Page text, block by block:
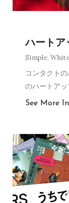
ハートア
Simple,
コンタクト
のハートア
See More